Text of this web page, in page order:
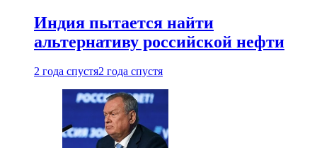
Индия пытается найти
альтернативу российской нефти
2 года спустя2 года спустя